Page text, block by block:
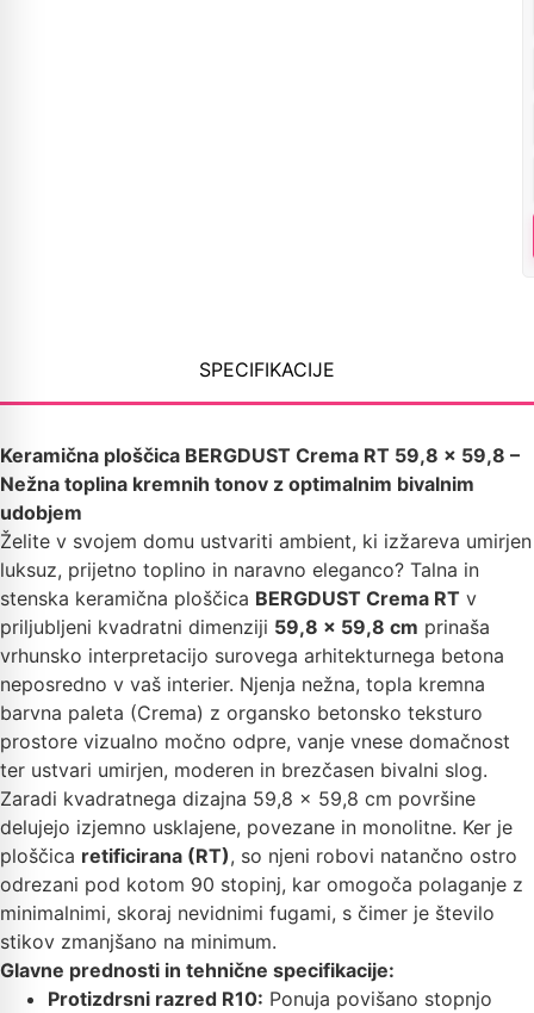
SPECIFIKACIJE
Keramična ploščica BERGDUST Crema RT 59,8 x 59,8 –
Nežna toplina kremnih tonov z optimalnim bivalnim
udobjem
Želite v svojem domu ustvariti ambient, ki izžareva umirjen
luksuz, prijetno toplino in naravno eleganco? Talna in
stenska keramična ploščica BERGDUST Crema RT v
priljubljeni kvadratni dimenziji 59,8 x 59,8 cm prinaša
vrhunsko interpretacijo surovega arhitekturnega betona
neposredno v vaš interier. Njenja nežna, topla kremna
barvna paleta (Crema) z organsko betonsko teksturo
prostore vizualno močno odpre, vanje vnese domačnost
ter ustvari umirjen, moderen in brezčasen bivalni slog.
Zaradi kvadratnega dizajna 59,8 x 59,8 cm površine
delujejo izjemno usklajene, povezane in monolitne. Ker je
ploščica retificirana (RT), so njeni robovi natančno ostro
odrezani pod kotom 90 stopinj, kar omogoča polaganje z
minimalnimi, skoraj nevidnimi fugami, s čimer je število
stikov zmanjšano na minimum.
Glavne prednosti in tehnične specifikacije:
Protizdrsni razred R10: Ponuja povišano stopnjo